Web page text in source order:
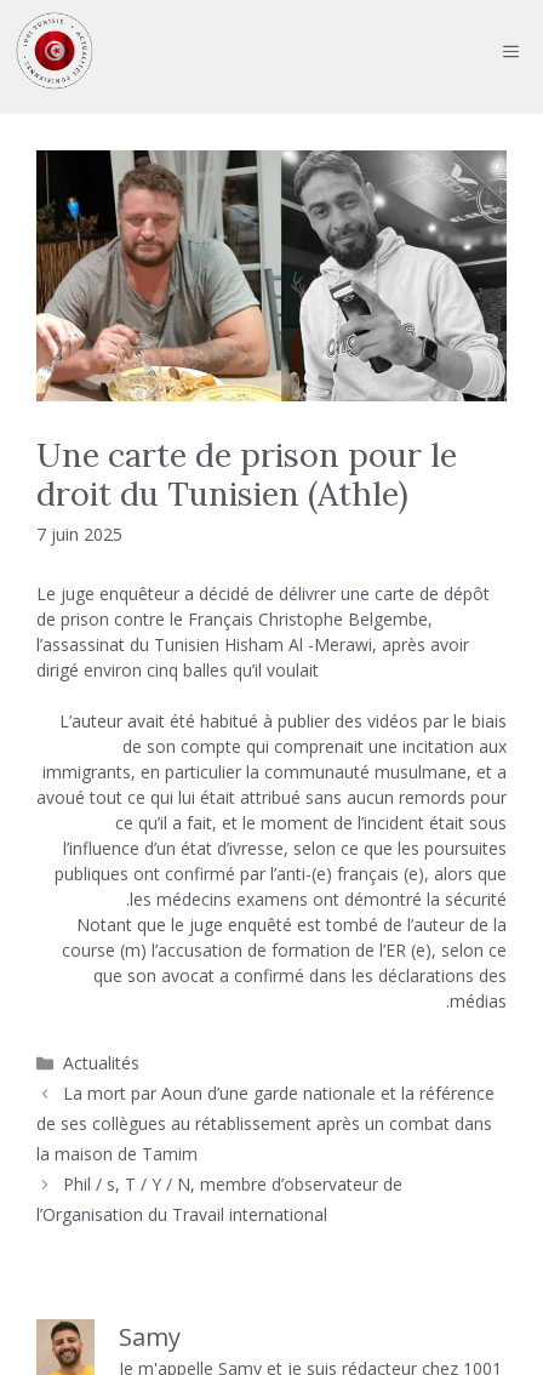
au
contenu
Une carte de prison pour le
droit du Tunisien (Athle)
7 juin 2025
Le juge enquêteur a décidé de délivrer une carte de dépôt
de prison contre le Français Christophe Belgembe,
l’assassinat du Tunisien Hisham Al -Merawi, après avoir
dirigé environ cinq balles qu’il voulait
L’auteur avait été habitué à publier des vidéos par le biais
de son compte qui comprenait une incitation aux
immigrants, en particulier la communauté musulmane, et a
avoué tout ce qui lui était attribué sans aucun remords pour
ce qu’il a fait, et le moment de l’incident était sous
l’influence d’un état d’ivresse, selon ce que les poursuites
publiques ont confirmé par l’anti-(e) français (e), alors que
les médecins examens ont démontré la sécurité.
Notant que le juge enquêté est tombé de l’auteur de la
course (m) l’accusation de formation de l’ER (e), selon ce
que son avocat a confirmé dans les déclarations des
médias.
Catégories
Actualités
La mort par Aoun d’une garde nationale et la référence
de ses collègues au rétablissement après un combat dans
la maison de Tamim
Phil / s, T / Y / N, membre d’observateur de
l’Organisation du Travail international
Samy
Je m'appelle Samy et je suis rédacteur chez 1001